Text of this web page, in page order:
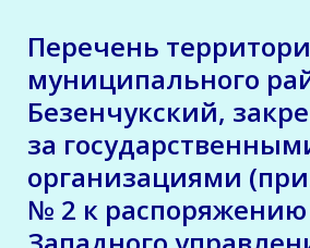
Перечень
муниципального
Безенчукский,
за
организациями
№ 2 к